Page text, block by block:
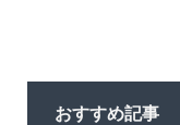
おすすめ記事